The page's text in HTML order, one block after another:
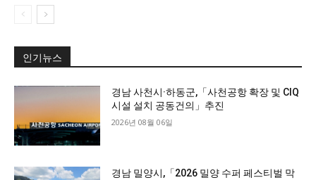
인기뉴스
경남 사천시·하동군,「사천공항 확장 및 CIQ
시설 설치 공동건의」추진
2026년 08월 06일
경남 밀양시,「2026 밀양 수퍼 페스티벌 막